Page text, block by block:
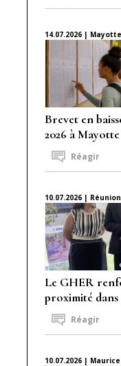
14.07.2026 | Mayotte
Brevet en
2026 à Mayotte
Réagir
10.07.2026 | Réunion
Le GHER
proximité dans
Réagir
10.07.2026 | Maurice